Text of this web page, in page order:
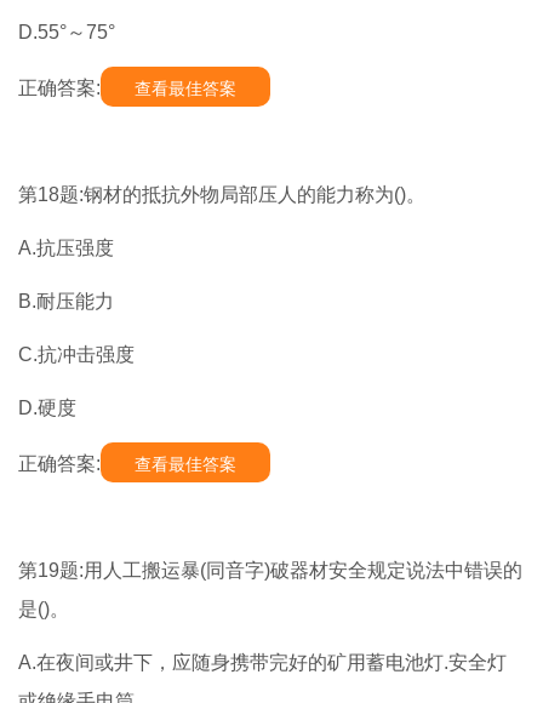
D.55°～75°
正确答案: 查看最佳答案
第18题:钢材的抵抗外物局部压人的能力称为()。
A.抗压强度
B.耐压能力
C.抗冲击强度
D.硬度
正确答案: 查看最佳答案
第19题:用人工搬运暴(同音字)破器材安全规定说法中错误的
是()。
A.在夜间或井下，应随身携带完好的矿用蓄电池灯.安全灯